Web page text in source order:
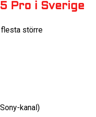
Pro i Sverige
större
kanal)